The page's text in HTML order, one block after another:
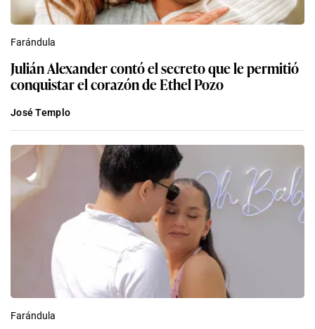
Farándula
Julián Alexander contó el secreto que le permitió
conquistar el corazón de Ethel Pozo
José Templo
Farándula